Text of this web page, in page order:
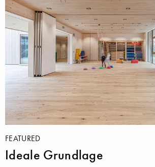
FEATURED
Ideale Grundlage